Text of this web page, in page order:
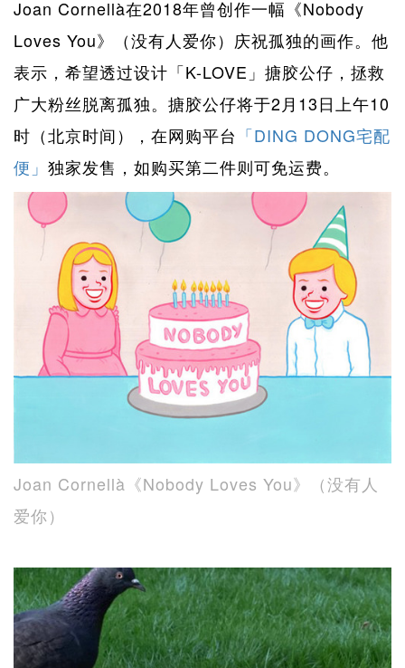
Joan Cornellà在2018年曾创作一幅《Nobody
Loves You》（没有人爱你）庆祝孤独的画作。他
表示，希望透过设计「K-LOVE」搪胶公仔，拯救
广大粉丝脱离孤独。搪胶公仔将于2月13日上午10
时（北京时间），在网购平台 「DING DONG宅配
便」 独家发售，如购买第二件则可免运费。
Joan Cornellà《Nobody Loves You》（没有人
爱你）